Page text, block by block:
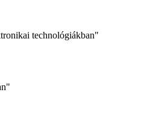
technológiákban"